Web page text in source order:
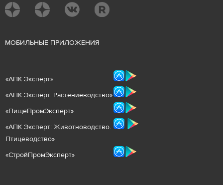
МОБИЛЬНЫЕ ПРИЛОЖЕНИЯ
«АПК Эксперт»
«АПК Эксперт. Растениеводство»
«ПищеПромЭксперт»
«АПК Эксперт: Животноводство.
Птицеводство»
«СтройПромЭксперт»